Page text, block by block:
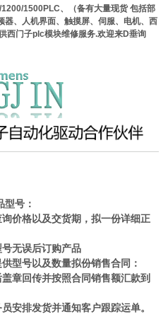
1500PLC、（备有大量现货 包括部
器、人机界面、触摸屏、伺服、电机、西
西门子plc模块维修服务.欢迎来D垂询
号：
价格以及交货期，拟一份详细正
无误后订购产品
号以及数量拟份销售合同：
章回传并按照合同销售额汇款到
排发货并通知客户跟踪运单。